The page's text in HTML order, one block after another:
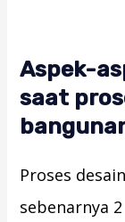
Aspek-
saat
Proses
sebenarnya